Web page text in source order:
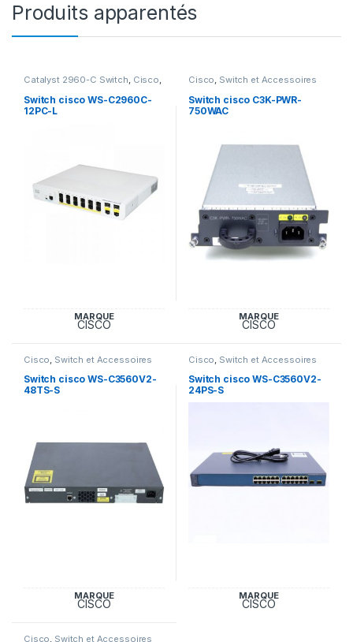
Produits apparentés
Catalyst 2960-C Switch, Cisco,
Switch cisco WS-C2960C-
12PC-L
MARQUE
CISCO
Cisco, Switch et Accessoires
Switch cisco C3K-PWR-
750WAC
MARQUE
CISCO
Cisco Switch et Accessoires
Cisco
Switch cisco WS-C3560V2-
48TS-S
MARQUE
CISCO
Cisco Switch et Accessoires
Cisco
Switch cisco WS-C3560V2-
24PS-S
MARQUE
CISCO
Cisco, Switch et Accessoires